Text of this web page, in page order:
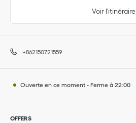
Voir l'itinéraire
+862150721559
Ouverte en ce moment - Ferme à 22:00
OFFERS